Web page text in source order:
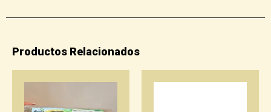
Productos Relacionados